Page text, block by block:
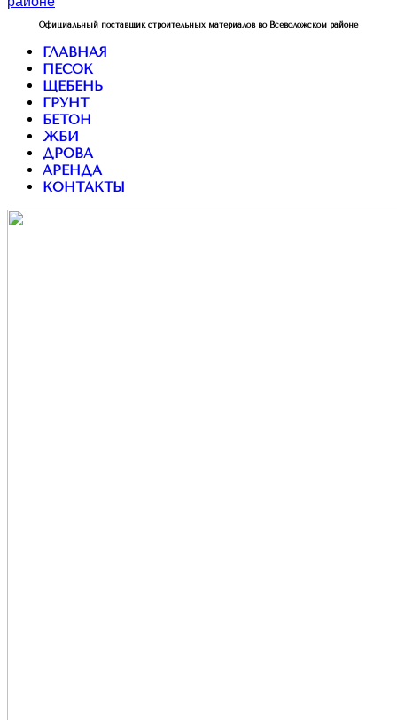
Официальный поставщик строительных материалов во Всеволожском районе
ГЛАВНАЯ
ПЕСОК
ЩЕБЕНЬ
ГРУНТ
БЕТОН
ЖБИ
ДРОВА
АРЕНДА
КОНТАКТЫ